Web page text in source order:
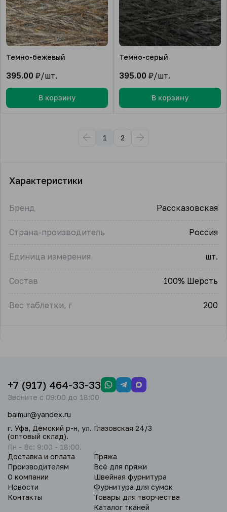
Темно-бежевый
395.00 ₽/шт.
В корзину
Темно-серый
395.00 ₽/шт.
В корзину
1 2
Характеристики
Бренд Рассказовская
Страна-производитель Россия
Единица измерения шт.
Состав 100% Шерсть
Вес таблетки, г 200
Доставка и оплата
Производителям
О компании
Новости
Контакты
Пряжа
Всё для пряжи
Швейная фурнитура
Фурнитура для сумок
Товары для творчества
Каталог тканей
+7 (917) 464-33-33
Звоните с 09:00 до 18:00
baimur@yandex.ru
г. Уфа, Дёмский р-н, ул. Глазовская 24/3
(оптовый склад).
Пн - Вс: 9:00 - 18:00.